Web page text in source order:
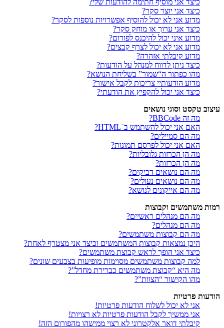
כיצד אני יוצר סקר?
מדוע אני לא יכול להוסיף אפשרויות נוספות לסקר?
כיצד אני ערוך או מוחק סקר?
מדוע איני יכול להיכנס לפורום?
מדוע אני לא יכול לצרף קבצים?
מדוע קיבלתי אזהרה?
כיצד ניתן לדווח למנהל על הודעות?
מהו כפתור ה“שמור” בשליחת הנושא?
מדוע הודעותיי צריכות לקבל אישור?
כיצד אני יכול להקפיץ את הודעתי?
עיצוב טקסט וסוגי נושאים
מה זה BBCode?
האם אני יכול להשתמש ב־HTML?
מה הם סמיילים?
האם אני יכול לפרסם תמונות?
מה הן הכרזות גלובליות?
מה הן הכרזות?
מה הם נושאים דביקים?
מה הם נושאים נעולים?
מה הם אייקונים לנושא?
רמות משתמשים וקבוצות
מה הם מנהלים ראשיים?
מה הם מנהלים?
מה הם קבוצות משתמשים?
היכן נמצאות קבוצות המשתמשים וכיצד אני מצטרף לאחת?
כיצד אני הופך לראש קבוצת משתמשים?
למה קבוצות משתמשים מסוימות מופיעות בצבעים שונים?
מה היא “קבוצת משתמשים כברירת מחדל”?
מהו הקישור “הצוות”?
הודעות פרטיות
אני לא יכול לשלוח הודעות פרטיות!
אני ממשיך לקבל הודעות פרטיות לא רצויות!
קיבלתי דואר אלקטרוני לא רצוי ממישהו מהפורום הזה!